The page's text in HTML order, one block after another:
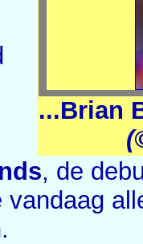
...Brian
, de
vandaag